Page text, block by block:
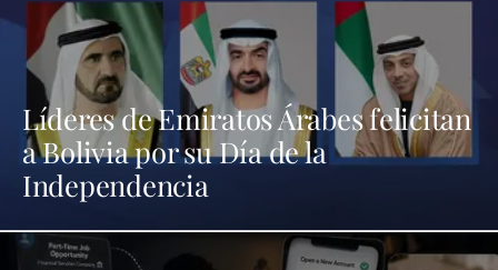
Líderes de Emiratos Árabes felicitan
a Bolivia por su Día de la
Independencia